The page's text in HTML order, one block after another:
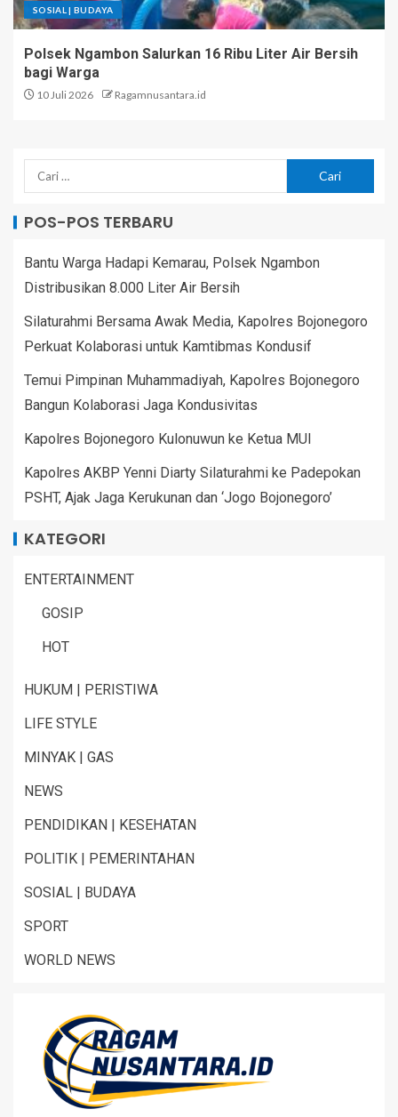
SOSIAL | BUDAYA
Polsek Ngambon Salurkan 16 Ribu Liter Air Bersih
bagi Warga
10 Juli 2026 Ragamnusantara.id
POS-POS TERBARU
Bantu Warga Hadapi Kemarau, Polsek Ngambon
Distribusikan 8.000 Liter Air Bersih
Silaturahmi Bersama Awak Media, Kapolres Bojonegoro
Perkuat Kolaborasi untuk Kamtibmas Kondusif
Temui Pimpinan Muhammadiyah, Kapolres Bojonegoro
Bangun Kolaborasi Jaga Kondusivitas
Kapolres Bojonegoro Kulonuwun ke Ketua MUI
Kapolres AKBP Yenni Diarty Silaturahmi ke Padepokan
PSHT, Ajak Jaga Kerukunan dan ‘Jogo Bojonegoro’
KATEGORI
ENTERTAINMENT
GOSIP
HOT
HUKUM | PERISTIWA
LIFE STYLE
MINYAK | GAS
NEWS
PENDIDIKAN | KESEHATAN
POLITIK | PEMERINTAHAN
SOSIAL | BUDAYA
SPORT
WORLD NEWS